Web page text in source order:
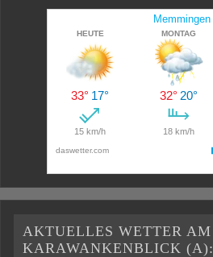
AKTUELLES WETTER AM
KARAWANKENBLICK (A):